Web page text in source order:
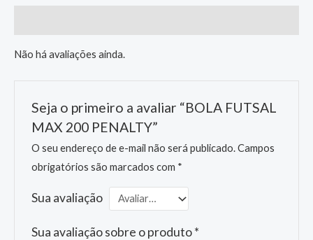
Não há avaliações ainda.
Seja o primeiro a avaliar “BOLA FUTSAL
MAX 200 PENALTY”
O seu endereço de e-mail não será publicado.Campos
obrigatórios são marcados com *
Sua avaliação
Sua avaliação sobre o produto*